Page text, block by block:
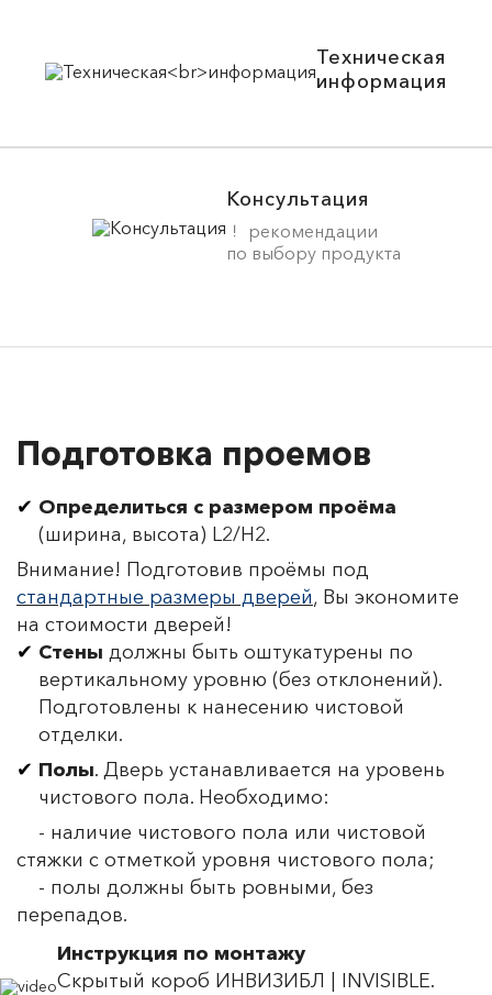
Техническая
информация
Консультация
рекомендации
по выбору продукта
Подготовка проемов
Определиться с размером проёма
(ширина, высота) L2/H2.
Внимание! Подготовив проёмы под
стандартные размеры дверей, Вы экономите
на стоимости дверей!
Стены должны быть оштукатурены по
вертикальному уровню (без отклонений).
Подготовлены к нанесению чистовой
отделки.
Полы. Дверь устанавливается на уровень
чистового пола. Необходимо:
- наличие чистового пола или чистовой
стяжки с отметкой уровня чистового пола;
- полы должны быть ровными, без
перепадов.
Инструкция по монтажу
Скрытый короб ИНВИЗИБЛ | INVISIBLE.